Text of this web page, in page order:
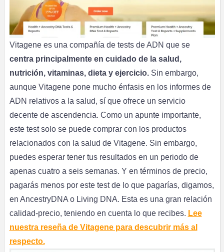
Vitagene es una compañía de tests de ADN que se
centra principalmente en cuidado de la salud,
nutrición, vitaminas, dieta y ejercicio.Sin embargo,
aunque Vitagene pone mucho énfasis en los informes de
ADN relativos a la salud, sí que ofrece un servicio
decente de ascendencia. Como un apunte importante,
este test solo se puede comprar con los productos
relacionados con la salud de Vitagene. Sin embargo,
puedes esperar tener tus resultados en un periodo de
apenas cuatro a seis semanas. Y en términos de precio,
pagarás menos por este test de lo que pagarías, digamos,
en AncestryDNA o Living DNA. Esta es una gran relación
calidad-precio, teniendo en cuenta lo que recibes. Lee
nuestra reseña de Vitagene para descubrir más al
respecto.